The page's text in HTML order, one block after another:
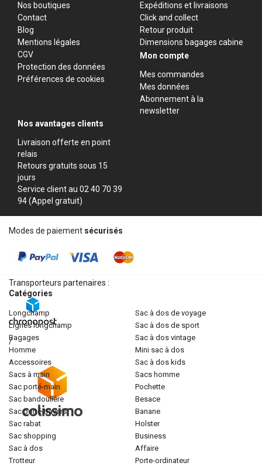
Nos boutiques
Contact
Blog
Mentions légales
CGV
Protection des données
Préférences de cookies
Expéditions et livraisons
Click and collect
Retour produit
Dimensions bagages cabine
Mon compte
Mes commandes
Mes données
Abonnement à la
newsletter
Nos avantages clients
Livraison offerte en point
relais
Retours gratuits sous 15
jours
Service client au 02 40 70 39
94 (Appel gratuit)
Modes de paiement sécurisés
Transporteurs partenaires :
/
Catégories
longchamp
lignes longchamp
bagages
homme
accessoires
sacs à main
sac porté-main
sac bandoulière
sac porté-travers
sac rabat
sac shopping
sac à dos
trotteur
sac à dos de voyage
sac à dos de sport
sac à dos vintage
mini sac à dos
sac à dos kids
sacs homme
pochette
besace
banane
holster
business
affaire
porte-ordinateur